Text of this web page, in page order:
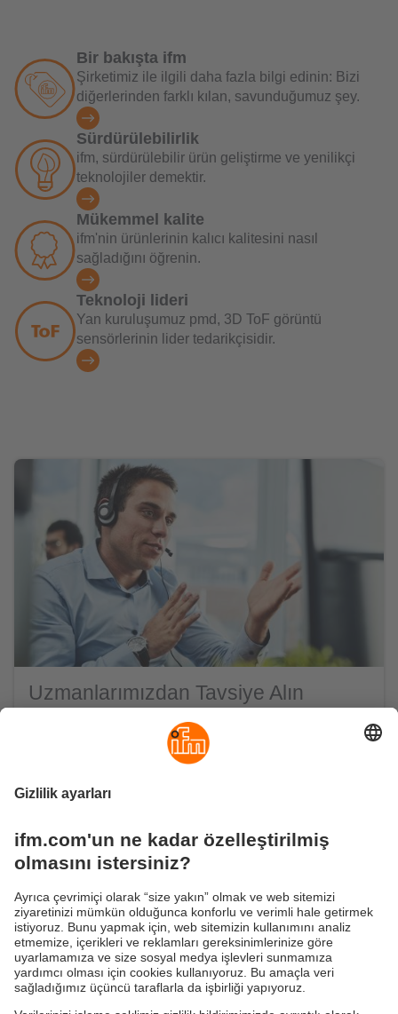
Bir bakışta ifm
Şirketimiz ile ilgili daha fazla bilgi edinin: Bizi
diğerlerinden farklı kılan, savunduğumuz şey.
Sürdürülebilirlik
ifm, sürdürülebilir ürün geliştirme ve yenilikçi
teknolojiler demektir.
Mükemmel kalite
ifm'nin ürünlerinin kalıcı kalitesini nasıl
sağladığını öğrenin.
Teknoloji lideri
Yan kuruluşumuz pmd, 3D ToF görüntü
sensörlerinin lider tedarikçisidir.
Uzmanlarımızdan Tavsiye Alın
Projenizi birlikte başarı öyküsüne
Bizimle iletişime geçin. Bu yolda size eşlik edelim. ifm
sistem satış ekibimiz, ihtiyaçlarınızı karşılamak için
stratejik danışmanlık, bireysel yazılım ve donanım
diğer hizmetlere kadar, sizi tüm proje süresince
destekler.
Tavsiye alın